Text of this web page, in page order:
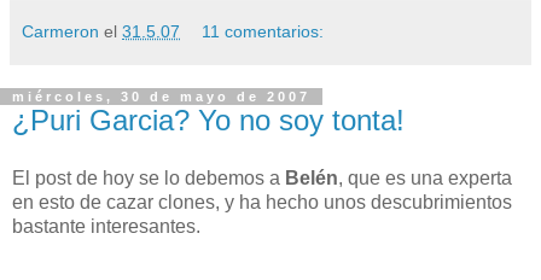
Carmeron el 31.5.07 11 comentarios:
miércoles, 30 de mayo de 2007
¿Puri Garcia? Yo no soy tonta!
El post de hoy se lo debemos a Belén, que es una experta
en esto de cazar clones, y ha hecho unos descubrimientos
bastante interesantes.